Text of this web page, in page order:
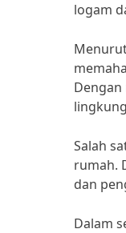
logam
Salah
rumah.
dan
Dalam